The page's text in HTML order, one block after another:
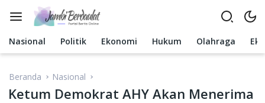
Nasional
Politik Ekonomi Hukum Olahraga
Beranda Nasional
Ketum Demokrat AHY Akan Menerima